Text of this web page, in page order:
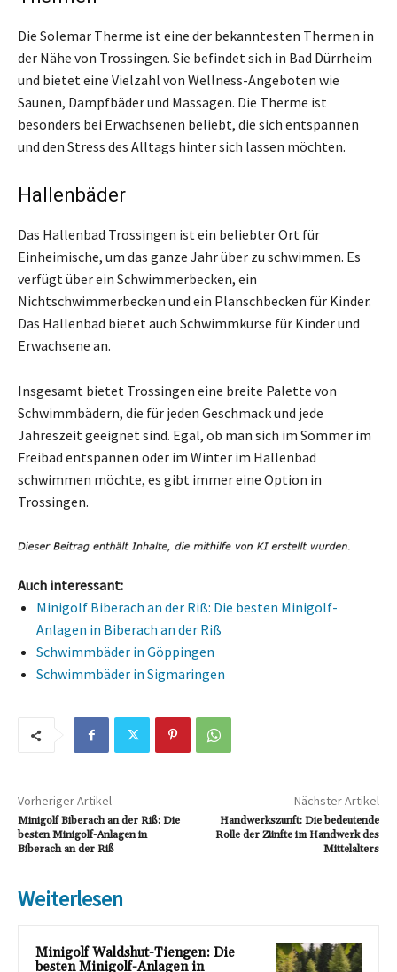
Die Solemar Therme ist eine der bekanntesten Thermen in
der Nähe von Trossingen. Sie befindet sich in Bad Dürrheim
und bietet eine Vielzahl von Wellness-Angeboten wie
Saunen, Dampfbäder und Massagen. Die Therme ist
besonders bei Erwachsenen beliebt, die sich entspannen
und den Stress des Alltags hinter sich lassen möchten.
Hallenbäder
Das Hallenbad Trossingen ist ein beliebter Ort für
Einheimische, um das ganze Jahr über zu schwimmen. Es
verfügt über ein Schwimmerbecken, ein
Nichtschwimmerbecken und ein Planschbecken für Kinder.
Das Hallenbad bietet auch Schwimmkurse für Kinder und
Erwachsene an.
Insgesamt bietet Trossingen eine breite Palette von
Schwimmbädern, die für jeden Geschmack und jede
Jahreszeit geeignet sind. Egal, ob man sich im Sommer im
Freibad entspannen oder im Winter im Hallenbad
schwimmen möchte, es gibt immer eine Option in
Trossingen.
Auch interessant:
Minigolf Biberach an der Riß: Die besten Minigolf-
Anlagen in Biberach an der Riß
Schwimmbäder in Göppingen
Schwimmbäder in Sigmaringen
Vorheriger Artikel
Minigolf Biberach an der Riß: Die
besten Minigolf-Anlagen in
Biberach an der Riß
Nächster Artikel
Handwerkszunft: Die bedeutende
Rolle der Zünfte im Handwerk des
Mittelalters
Weiterlesen
Minigolf Waldshut-Tiengen: Die
besten Minigolf-Anlagen in